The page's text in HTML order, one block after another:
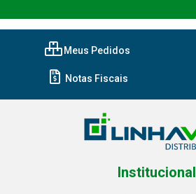
Meus Pedidos
Notas Fiscais
Institucional